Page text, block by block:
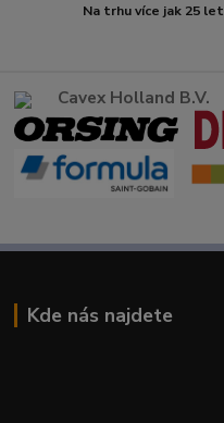
Na trhu více jak 25 let
Cavex Holland B.V.
Kde nás najdete